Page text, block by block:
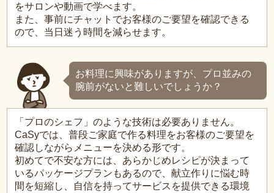
をサロンや動画で学べます。
また、事前にチャットでお客様のご要望を確認できる
ので、当日迷う時間を減らせます。
お料理に興味がありますが、プロ並みの
腕前がないと難しいでしょうか？
「プロのシェフ」のような技術は必要ありません。
CaSyでは、普段ご家庭で作る料理をお客様のご要望を
確認しながらメニューを決める形です。
初めてで不安な方には、あらかじめレシピが決まって
いるパッケージプランもあるので、献立作りに悩む時
間を短縮し、自信を持ってサービスを提供できる環境